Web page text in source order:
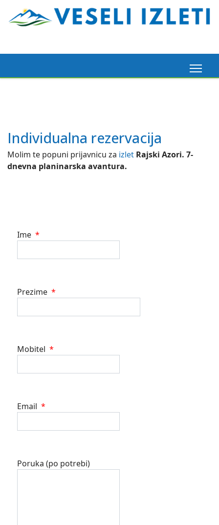
Individualna rezervacija
Molim te popuni prijavnicu za izlet Rajski Azori. 7-
dnevna planinarska avantura.
Ime *
Prezime *
Mobitel *
Email *
Poruka (po potrebi)